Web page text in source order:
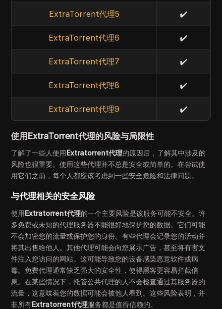
ExtraTorrent代理5 ✔️
ExtraTorrent代理6 ✔️
ExtraTorrent代理7 ✔️
ExtraTorrent代理8 ✔️
ExtraTorrent代理9 ✔️
使用ExtraTorrent代理的风险与局限性
了解了一些人使用Extratorrent代理的原因后，了解其中涉及的
风险也很重要。使用这些代理并不总是安全或简单的。在尝试使
用它们之前，每个人都应该考虑到一些安全危险和法律问题。
与代理相关的安全风险
使用Extratorrent代理的一个主要风险是该服务可能不安全。许
多免费或未知的代理服务器不能很好地保护您的数据。它们可能
不会加密您的流量或保护您的身份。有些代理会记录您的活动并
将其出售给他人。其他代理可能会向您展示广告，甚至将有害文
件注入您访问的网站。这可能导致您的设备感染恶意软件或病
毒。免费代理通常缺乏强大的安全性，使得黑客更容易拦截信
息。在某些情况下，托管公共代理的人不会检查通过其服务器的
流量，这意味着您的数据可能会被他人看到。这些风险表明，并
非所有Extratorrent代理服务都是值得信赖的。